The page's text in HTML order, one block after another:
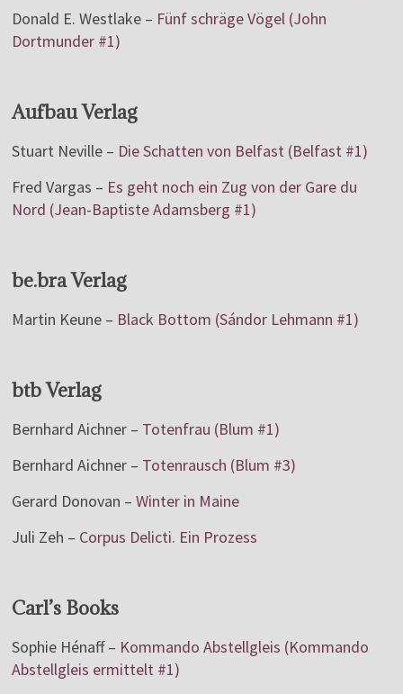
Donald E. Westlake – Fünf schräge Vögel (John
Dortmunder #1)
Aufbau Verlag
Stuart Neville – Die Schatten von Belfast (Belfast #1)
Fred Vargas – Es geht noch ein Zug von der Gare du
Nord (Jean-Baptiste Adamsberg #1)
be.bra Verlag
Martin Keune – Black Bottom (Sándor Lehmann #1)
btb Verlag
Bernhard Aichner – Totenfrau (Blum #1)
Bernhard Aichner – Totenrausch (Blum #3)
Gerard Donovan –Winter in Maine
Juli Zeh – Corpus Delicti. Ein Prozess
Carl’s Books
Sophie Hénaff – Kommando Abstellgleis (Kommando
Abstellgleis ermittelt #1)